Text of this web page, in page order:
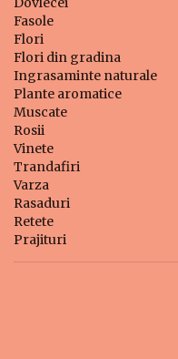
Fasole
Flori
Flori din gradina
Ingrasaminte naturale
Plante aromatice
Muscate
Rosii
Vinete
Trandafiri
Varza
Rasaduri
Retete
Prajituri